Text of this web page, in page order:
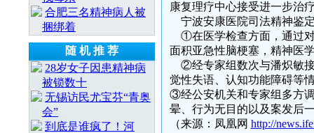
合肥三名精神病人被
捆绑着
随 机 推 荐
28岁女子因患精神病
被锁数十
无锡访民尤宝芬“青奥
会”
到底是谁疯了！河
康复理疗中心接受进一步治
宁波安康医院司法精神鉴
①在医学检查方面，通过对
面积亚急性脑梗塞，精神医
②经专家组数次与潘炽敏接
觉性失语、认知功能障碍等
③经公安机关和专家组多方
晕、行为无目的以及案发后
（来源：凤凰网 http://